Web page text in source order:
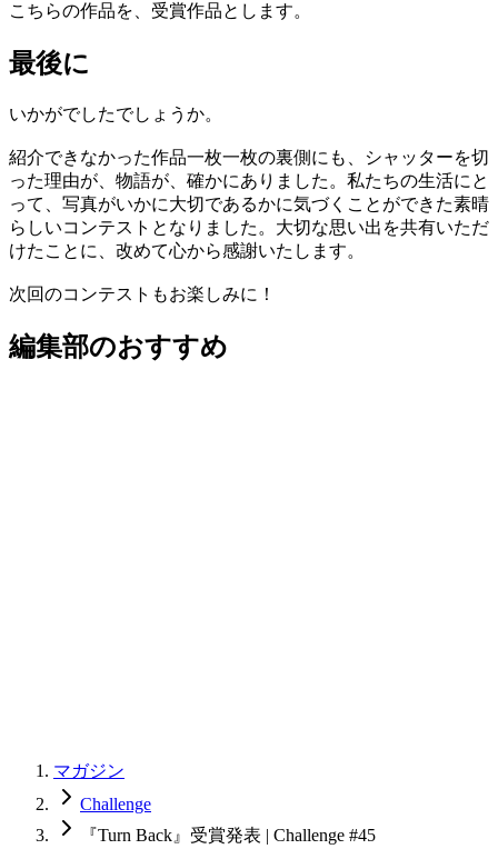
こちらの作品を、受賞作品とします。
最後に
いかがでしたでしょうか。
紹介できなかった作品一枚一枚の裏側にも、シャッターを切
った理由が、物語が、確かにありました。私たちの生活にと
って、写真がいかに大切であるかに気づくことができた素晴
らしいコンテストとなりました。大切な思い出を共有いただ
けたことに、改めて心から感謝いたします。
次回のコンテストもお楽しみに！
編集部のおすすめ
マガジン
Challenge
『Turn Back』受賞発表 | Challenge #45